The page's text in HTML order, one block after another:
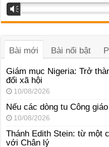
Trình
phát
âm
Vm
Bài mới Bài nổi bật
Giám mục Nigeria: Trở
đổi xã hội
10/08/2026
Nếu các dòng tu Công
10/08/2026
Thánh Edith Stein: từ một
với Chân lý